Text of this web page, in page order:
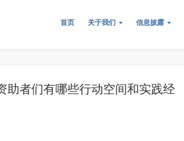
首页 关于我们 信息披露
助者们有哪些行动空间和实践经